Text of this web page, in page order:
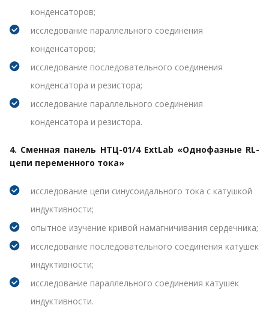
конденсаторов;
исследование параллельного соединения
конденсаторов;
исследование последовательного соединения
конденсатора и резистора;
исследование параллельного соединения
конденсатора и резистора.
4. Сменная панель НТЦ-01/4 ExtLab «Однофазные RL-
цепи переменного тока»
исследование цепи синусоидального тока с катушкой
индуктивности;
опытное изучение кривой намагничивания сердечника;
исследование последовательного соединения катушек
индуктивности;
исследование параллельного соединения катушек
индуктивности.